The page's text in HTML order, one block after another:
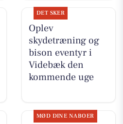
DET SKER
Oplev
skydetræning og
bison eventyr i
Videbæk den
kommende uge
MØD DINE NABOER